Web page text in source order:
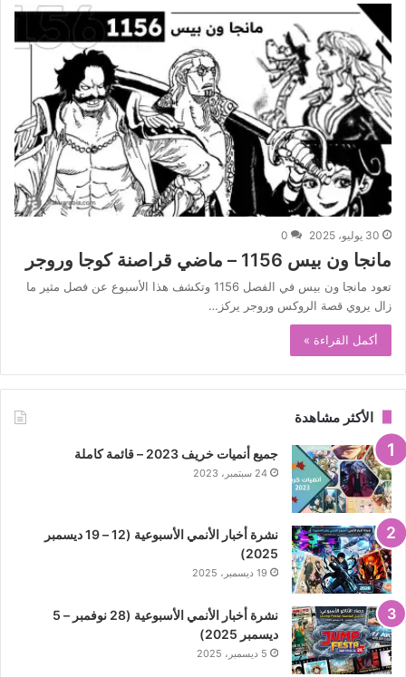
30 يوليو، 2025 0
مانجا ون بيس 1156 – ماضي قراصنة كوجا وروجر
تعود مانجا ون بيس في الفصل 1156 وتكشف هذا الأسبوع عن فصل مثير ما
زال يروي قصة الروكس وروجر يركز…
أكمل القراءة »
الأكثر مشاهدة
جميع أنميات خريف 2023 – قائمة كاملة
24 سبتمبر، 2023
نشرة أخبار الأنمي الأسبوعية (12 – 19 ديسمبر
2025)
19 ديسمبر، 2025
نشرة أخبار الأنمي الأسبوعية (28 نوفمبر – 5
ديسمبر 2025)
5 ديسمبر، 2025